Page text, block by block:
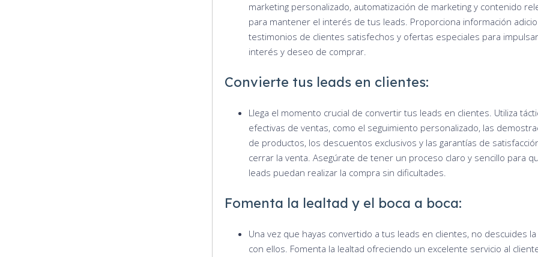
marketing personalizado, automatización de marketing y contenido
para mantener el interés de tus leads. Proporciona información
testimonios de clientes satisfechos y ofertas especiales para
interés y deseo de comprar.
Convierte tus leads en clientes:
Llega el momento crucial de convertir tus leads en clientes. Utiliza
efectivas de ventas, como el seguimiento personalizado, las
de productos, los descuentos exclusivos y las garantías de
cerrar la venta. Asegúrate de tener un proceso claro y sencillo para
leads puedan realizar la compra sin dificultades.
Fomenta la lealtad y el boca a boca:
Una vez que hayas convertido a tus leads en clientes, no descuides
con ellos. Fomenta la lealtad ofreciendo un excelente servicio al